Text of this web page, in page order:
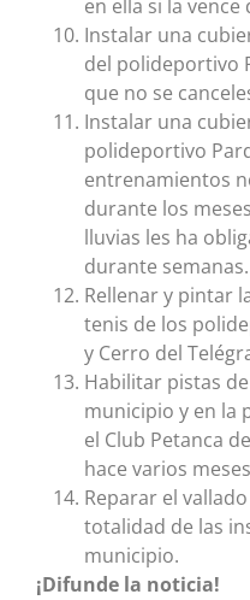
en ella si la vence
Instalar una
del polideportivo
que no se
Instalar una
polideportivo
entrenamientos
durante los
lluvias les ha
durante semanas.
Rellenar y pintar
tenis de los
y Cerro del
Habilitar pistas
municipio y en la
el Club Petanca
hace varios
Reparar el
totalidad de las
municipio.
¡Difunde la noticia!